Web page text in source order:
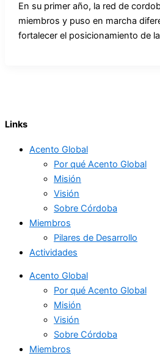
En su primer año, la red de
miembros y puso en marcha
fortalecer el posicionamiento de
Links
Acento Global
Por qué Acento Global
Misión
Visión
Sobre Córdoba
Miembros
Pilares de Desarrollo
Actividades
Acento Global
Por qué Acento Global
Misión
Visión
Sobre Córdoba
Miembros